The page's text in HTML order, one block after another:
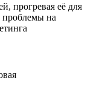
прогревая её для
проблемы на